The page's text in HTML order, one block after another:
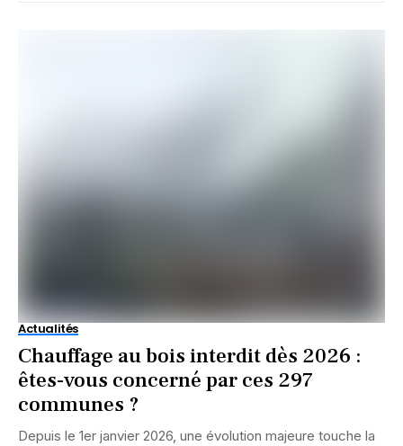
Actualités
Chauffage au bois interdit dès 2026 :
êtes-vous concerné par ces 297
communes ?
Depuis le 1er janvier 2026, une évolution majeure touche la